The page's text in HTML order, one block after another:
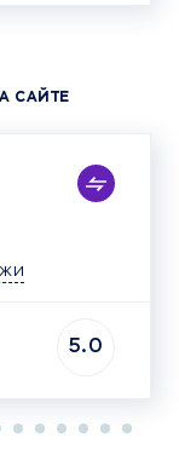
САЙТЕ
5.0